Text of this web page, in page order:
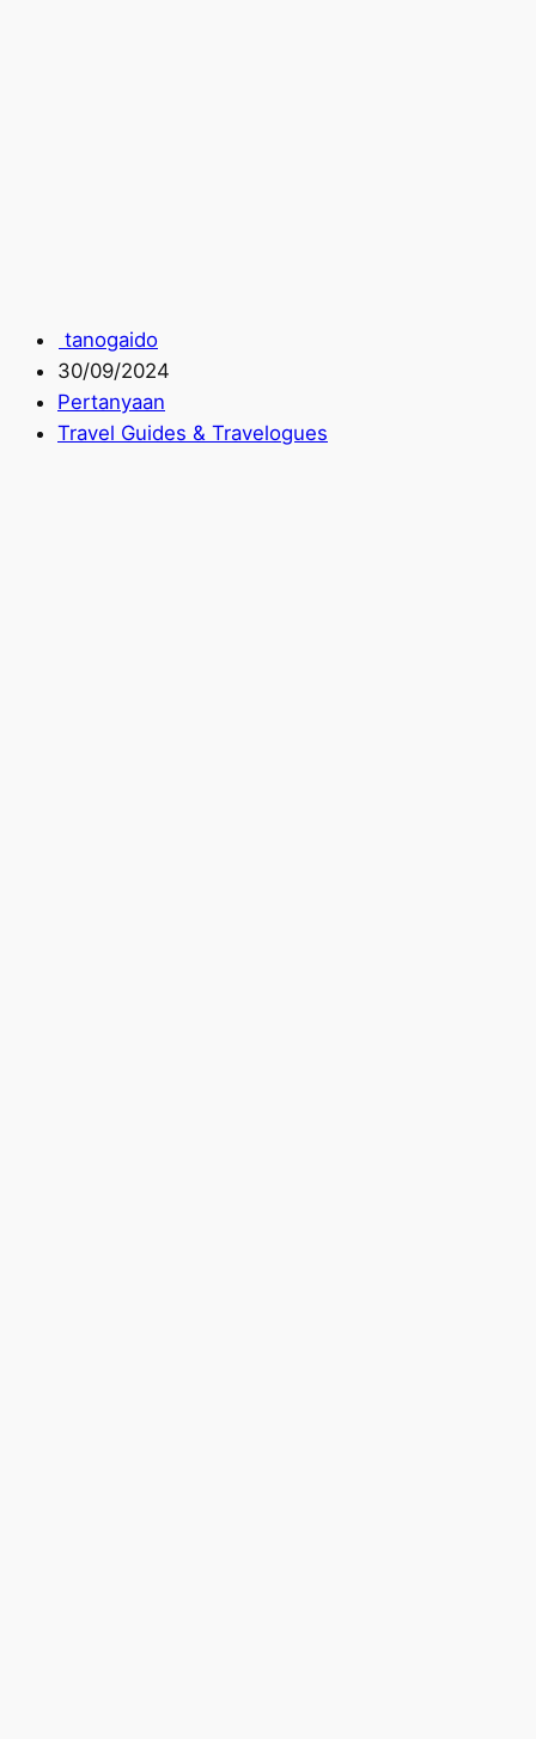
tanogaido
30/09/2024
Pertanyaan
Travel Guides & Travelogues